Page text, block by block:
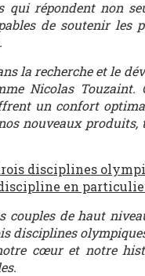
qui répondent non
de soutenir les
la recherche et le
Nicolas Touzaint.
un confort
nouveaux produits,
disciplines
en
couples de haut
disciplines
cœur et notre